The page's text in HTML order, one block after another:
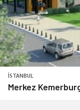
İSTANBUL
Merkez